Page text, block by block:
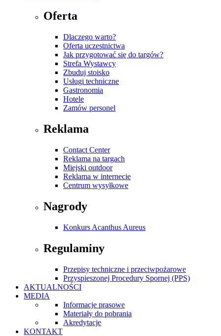
Oferta
Dlaczego warto?
Oferta uczestnictwa
Jak przygotować się do targów?
Strefa Wystawcy
Zbuduj stoisko
Usługi techniczne
Gastronomia
Hotele
Zamów personel
Reklama
Contact Center
Reklama na targach
Miejski outdoor
Reklama w internecie
Centrum wysyłkowe
Nagrody
Konkurs Acanthus Aureus
Regulaminy
Przepisy techniczne i przeciwpożarowe
Przyspieszonej Procedury Spornej (PPS)
AKTUALNOŚCI
MEDIA
Informacje prasowe
Materiały do pobrania
Akredytacje
KONTAKT